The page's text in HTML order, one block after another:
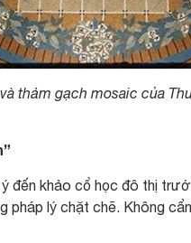
thảm gạch mosaic của
đến khảo cổ học đô thị
pháp lý chặt chẽ. Không